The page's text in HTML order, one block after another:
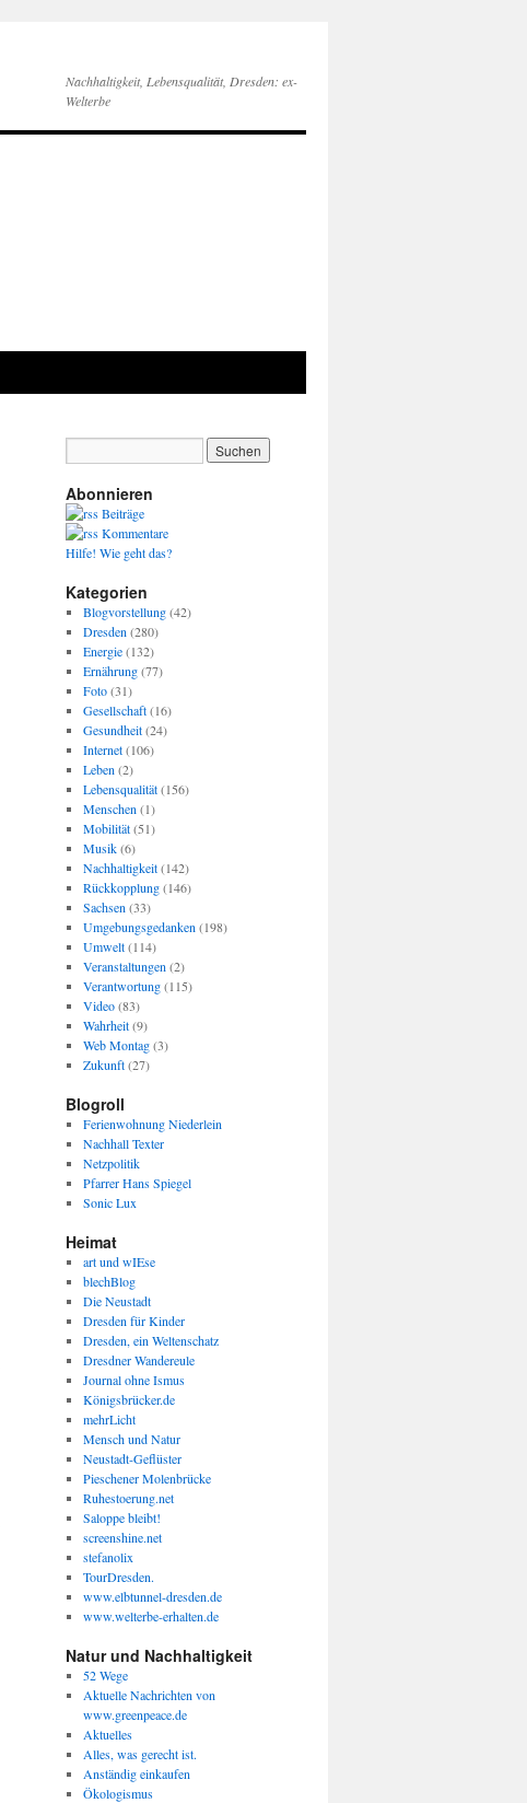
Nachhaltigkeit, Lebensqualität, Dresden: ex-
Welterbe
Abonnieren
Beiträge
Kommentare
Hilfe! Wie geht das?
Kategorien
Blogvorstellung(42)
Dresden (280)
Energie(132)
Ernährung(77)
Foto(31)
Gesellschaft(16)
Gesundheit(24)
Internet(106)
Leben (2)
Lebensqualität(156)
Menschen (1)
Mobilität(51)
Musik(6)
Nachhaltigkeit(142)
Rückkopplung(146)
Sachsen (33)
Umgebungsgedanken (198)
Umwelt(114)
Veranstaltungen (2)
Verantwortung(115)
Video(83)
Wahrheit(9)
Web Montag(3)
Zukunft(27)
Blogroll
Ferienwohnung Niederlein
Nachhall Texter
Netzpolitik
Pfarrer Hans Spiegel
Sonic Lux
Heimat
art und wIEse
blechBlog
Die Neustadt
Dresden für Kinder
Dresden, ein Weltenschatz
Dresdner Wandereule
Journal ohne Ismus
Königsbrücker.de
mehrLicht
Mensch und Natur
Neustadt-Geflüster
Pieschener Molenbrücke
Ruhestoerung.net
Saloppe bleibt!
screenshine.net
stefanolix
TourDresden.
www.elbtunnel-dresden.de
www.welterbe-erhalten.de
Natur und Nachhaltigkeit
52 Wege
Aktuelle Nachrichten von
www.greenpeace.de
Aktuelles
Alles, was gerecht ist.
Anständig einkaufen
Ökologismus